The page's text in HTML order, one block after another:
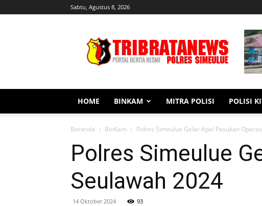
Sabtu, Agustus 8, 2026
Simeulue
HOME BINKAM MITRA POLISI POLISI
Beranda BinKam Polres Simeulue Gelar Apel Pasukan
Polres Simeulue
Seulawah 2024
14 Oktober 2024 93